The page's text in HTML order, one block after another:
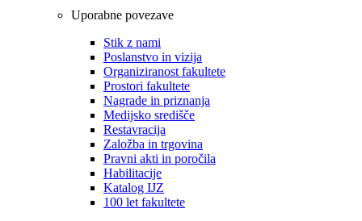
Uporabne povezave
Stik z nami
Poslanstvo in vizija
Organiziranost fakultete
Prostori fakultete
Nagrade in priznanja
Medijsko središče
Restavracija
Založba in trgovina
Pravni akti in poročila
Habilitacije
Katalog IJZ
100 let fakultete